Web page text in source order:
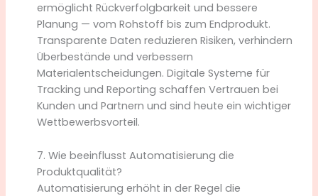
ermöglicht Rückverfolgbarkeit und bessere
Planung — vom Rohstoff bis zum Endprodukt.
Transparente Daten reduzieren Risiken, verhindern
Überbestände und verbessern
Materialentscheidungen. Digitale Systeme für
Tracking und Reporting schaffen Vertrauen bei
Kunden und Partnern und sind heute ein wichtiger
Wettbewerbsvorteil.
7. Wie beeinflusst Automatisierung die
Produktqualität?
Automatisierung erhöht in der Regel die